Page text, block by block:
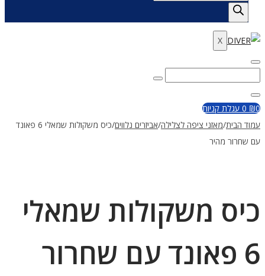
search
X
Enter
Keywordfor:
Close
₪0
0 עגלת קניות
עמוד הבית/מאזני ציפה לצלילה/אביזרים נלווים/
כיס משקולות שמאלי 6 פאונד
עם שחרור מהיר
כיס משקולות שמאלי
6 פאונד עם שחרור